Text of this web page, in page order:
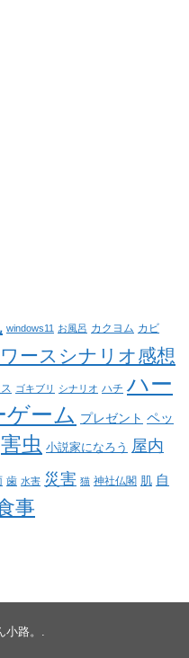
windows11 お風呂 カクヨム カビ
ースシナリオ感想
ゴキブリ シナリオ ハチ ハー
ゲーム プレゼント ペッ
害虫 小説家になろう 屋内
歯 水害 災害 猫 神社仏閣 肌 自
事
小路。 .